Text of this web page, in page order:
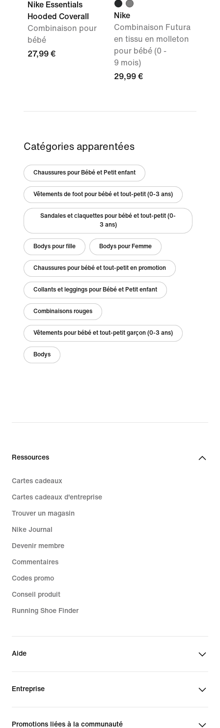
Nike Essentials
Hooded Coverall
Combinaison pour
bébé
27,99 €
Nike
Combinaison Futura
en tissu en molleton
pour bébé (0 -
9 mois)
29,99 €
Catégories apparentées
Chaussures pour Bébé et Petit enfant
Vêtements de foot pour bébé et tout-petit (0-3 ans)
Sandales et claquettes pour bébé et tout-petit (0-
3 ans)
Bodys pour fille Bodys pour Femme
Chaussures pour bébé et tout-petit en promotion
Collants et leggings pour Bébé et Petit enfant
Combinaisons rouges
Vêtements pour bébé et tout-petit garçon (0-3 ans)
Bodys
Ressources
Cartes cadeaux
Cartes cadeaux d'entreprise
Trouver un magasin
Nike Journal
Devenir membre
Commentaires
Codes promo
Conseil produit
Running Shoe Finder
Aide
Entreprise
Promotions liées à la communauté